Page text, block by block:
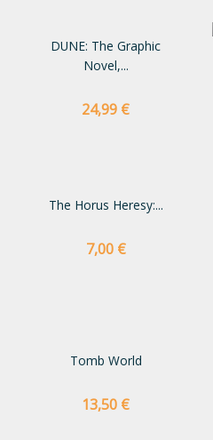
DUNE: The Graphic
Novel,...
Preço
24,99 €
The Horus Heresy:...
Preço
7,00 €
Tomb World
Preço
13,50 €